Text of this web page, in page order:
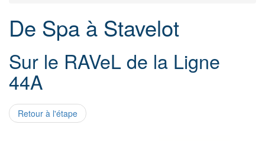
De Spa à Stavelot
Sur le RAVeL de la Ligne
44A
Retour à l'étape